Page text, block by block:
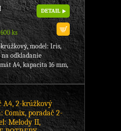
ks
DETAIL
model: Iris,
na odkladanie
A4, kapacita 16 mm,
A4, 2-krúžkový
Comix, poradač 2-
Melody II,